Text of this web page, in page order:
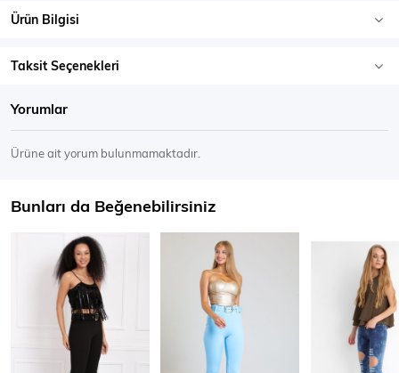
Ürün Bilgisi
Taksit Seçenekleri
Yorumlar
Ürüne ait yorum bulunmamaktadır.
Bunları da Beğenebilirsiniz